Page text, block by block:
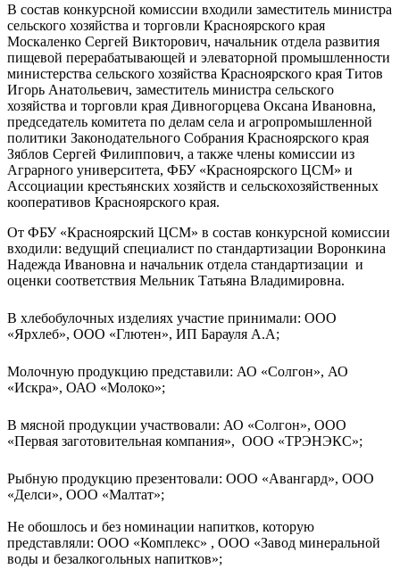
В состав конкурсной комиссии входили заместитель министра
сельского хозяйства и торговли Красноярского края
Москаленко Сергей Викторович, начальник отдела развития
пищевой перерабатывающей и элеваторной промышленности
министерства сельского хозяйства Красноярского края Титов
Игорь Анатольевич, заместитель министра сельского
хозяйства и торговли края Дивногорцева Оксана Ивановна,
председатель комитета по делам села и агропромышленной
политики Законодательного Собрания Красноярского края
Зяблов Сергей Филиппович, а также члены комиссии из
Аграрного университета, ФБУ «Красноярского ЦСМ» и
Ассоциации крестьянских хозяйств и сельскохозяйственных
кооперативов Красноярского края.
От ФБУ «Красноярский ЦСМ» в состав конкурсной комиссии
входили: ведущий специалист по стандартизации Воронкина
Надежда Ивановна и начальник отдела стандартизации и
оценки соответствия Мельник Татьяна Владимировна.
В хлебобулочных изделиях участие принимали: ООО
«Ярхлеб», ООО «Глютен», ИП Барауля А.А;
Молочную продукцию представили: АО «Солгон», АО
«Искра», ОАО «Молоко»;
В мясной продукции участвовали: АО «Солгон», ООО
«Первая заготовительная компания», ООО «ТРЭНЭКС»;
Рыбную продукцию презентовали: ООО «Авангард», ООО
«Делси», ООО «Малтат»;
Не обошлось и без номинации напитков, которую
представляли: ООО «Комплекс» , ООО «Завод минеральной
воды и безалкогольных напитков»;